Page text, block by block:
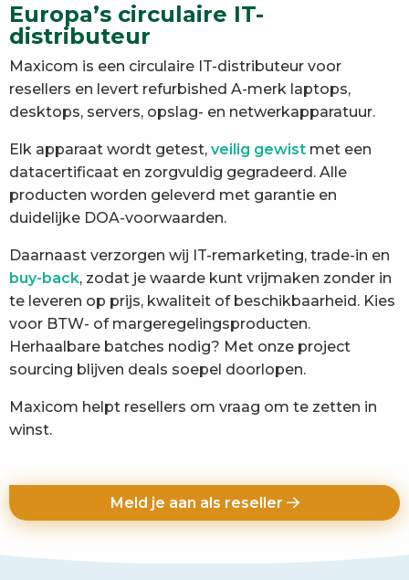
Europa’s circulaire IT-
distributeur
Maxicom is een circulaire IT-distributeur voor
resellers en levert refurbished A-merk laptops,
desktops, servers, opslag- en netwerkapparatuur.
Elk apparaat wordt getest, veilig gewist met een
datacertificaat en zorgvuldig gegradeerd. Alle
producten worden geleverd met garantie en
duidelijke DOA-voorwaarden.
Daarnaast verzorgen wij IT-remarketing, trade-in en
buy-back, zodat je waarde kunt vrijmaken zonder in
te leveren op prijs, kwaliteit of beschikbaarheid. Kies
voor BTW- of margeregelingsproducten.
Herhaalbare batches nodig? Met onze project
sourcing blijven deals soepel doorlopen.
Maxicom helpt resellers om vraag om te zetten in
winst.
Meld je aan als reseller